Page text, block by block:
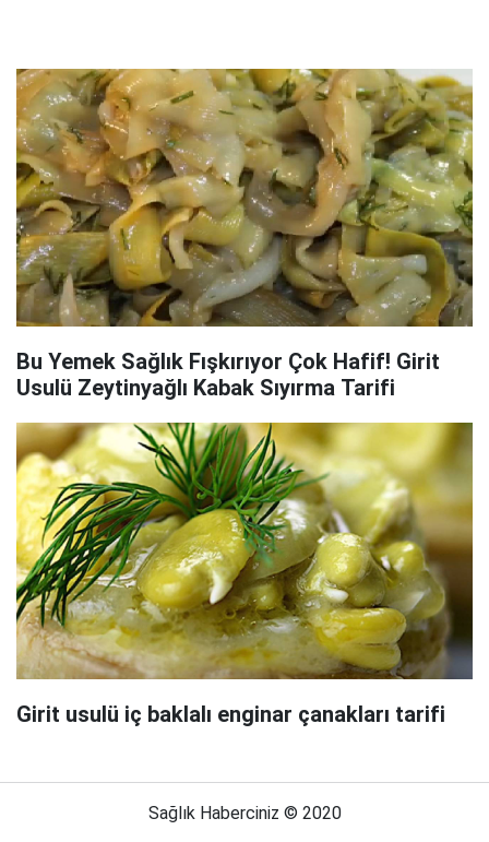
Bu Yemek Sağlık Fışkırıyor Çok Hafif! Girit
Usulü Zeytinyağlı Kabak Sıyırma Tarifi
Girit usulü iç baklalı enginar çanakları tarifi
Sağlık Haberciniz © 2020